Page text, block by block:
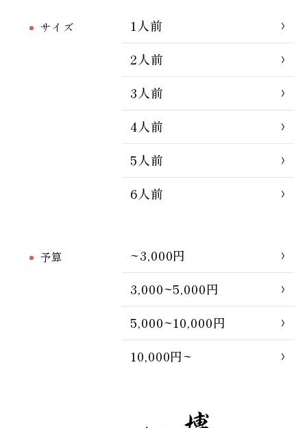
サイズ
1人前
2人前
3人前
4人前
5人前
6人前
予算
~3,000円
3,000~5,000円
5,000~10,000円
10,000円~